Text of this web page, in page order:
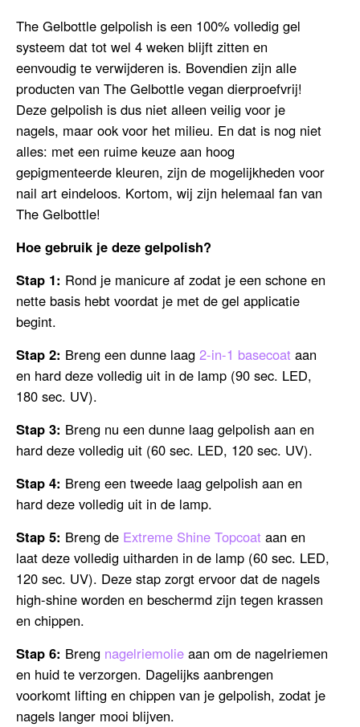
The Gelbottle gelpolish is een 100% volledig gel
systeem dat tot wel 4 weken blijft zitten en
eenvoudig te verwijderen is. Bovendien zijn alle
producten van The Gelbottle vegan dierproefvrij!
Deze gelpolish is dus niet alleen veilig voor je
nagels, maar ook voor het milieu. En dat is nog niet
alles: met een ruime keuze aan hoog
gepigmenteerde kleuren, zijn de mogelijkheden voor
nail art eindeloos. Kortom, wij zijn helemaal fan van
The Gelbottle!
Hoe gebruik je deze gelpolish?
Stap 1: Rond je manicure af zodat je een schone en
nette basis hebt voordat je met de gel applicatie
begint.
Stap 2: Breng een dunne laag 2-in-1 basecoat aan
en hard deze volledig uit in de lamp (90 sec. LED,
180 sec. UV).
Stap 3: Breng nu een dunne laag gelpolish aan en
hard deze volledig uit (60 sec. LED, 120 sec. UV).
Stap 4: Breng een tweede laag gelpolish aan en
hard deze volledig uit in de lamp.
Stap 5: Breng de Extreme Shine Topcoat aan en
laat deze volledig uitharden in de lamp (60 sec. LED,
120 sec. UV). Deze stap zorgt ervoor dat de nagels
high-shine worden en beschermd zijn tegen krassen
en chippen.
Stap 6: Breng nagelriemolie aan om de nagelriemen
en huid te verzorgen. Dagelijks aanbrengen
voorkomt lifting en chippen van je gelpolish, zodat je
nagels langer mooi blijven.